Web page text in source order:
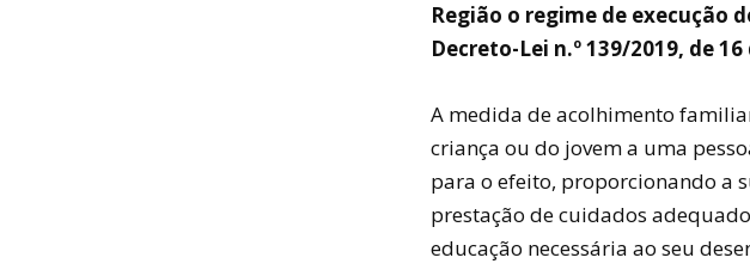
Região o regime de
Decreto-Lei n.º 139/2019, de
A medida de acolhimento
criança ou do jovem a uma
para o efeito, proporcionando a
prestação de cuidados
educação necessária ao seu